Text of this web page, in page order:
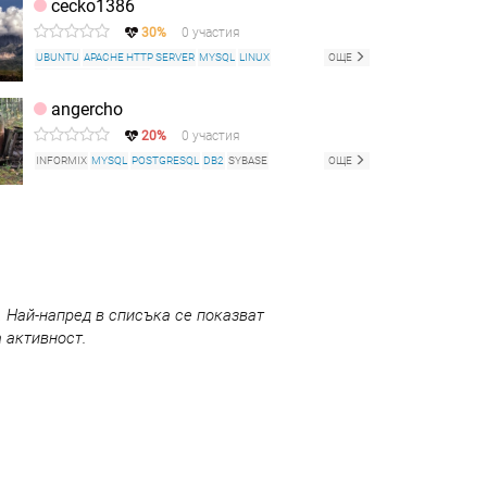
cecko1386
30% 0 участия
UBUNTU APACHE HTTP SERVER MYSQL
LINUX
MICROSOFT SQL SERVER
ОЩЕ
angercho
20% 0 участия
INFORMIX MYSQL POSTGRESQL DB2 SYBASE ОЩЕ
напред в списъка се показват